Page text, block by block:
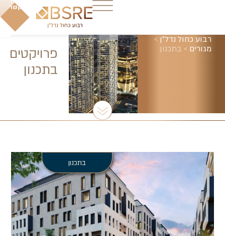
קשר
רבוע כחול נדל"ן >
מגורים > בתכנון
פרויקטים
בתכנון
בתכנון